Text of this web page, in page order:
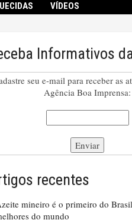
VÍDEOS
Informativos
seu e-mail para receber as
Agência Boa Imprensa:
recentes
mineiro é o primeiro do
do mundo